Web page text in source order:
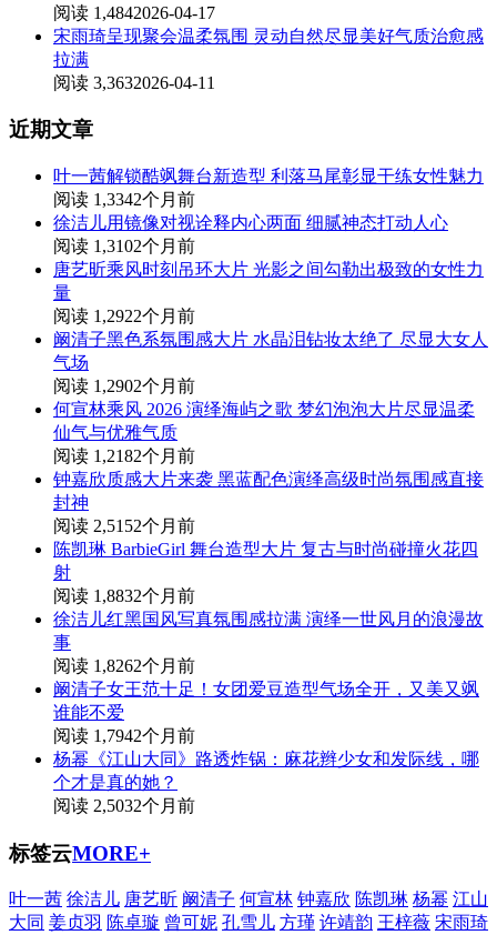
阅读 1,4842026-04-17
宋雨琦呈现聚会温柔氛围 灵动自然尽显美好气质治愈感
拉满
阅读 3,3632026-04-11
近期文章
叶一茜解锁酷飒舞台新造型 利落马尾彰显干练女性魅力
阅读 1,3342个月前
徐洁儿用镜像对视诠释内心两面 细腻神态打动人心
阅读 1,3102个月前
唐艺昕乘风时刻吊环大片 光影之间勾勒出极致的女性力
量
阅读 1,2922个月前
阚清子黑色系氛围感大片 水晶泪钻妆太绝了 尽显大女人
气场
阅读 1,2902个月前
何宣林乘风 2026 演绎海屿之歌 梦幻泡泡大片尽显温柔
仙气与优雅气质
阅读 1,2182个月前
钟嘉欣质感大片来袭 黑蓝配色演绎高级时尚氛围感直接
封神
阅读 2,5152个月前
陈凯琳 BarbieGirl 舞台造型大片 复古与时尚碰撞火花四
射
阅读 1,8832个月前
徐洁儿红黑国风写真氛围感拉满 演绎一世风月的浪漫故
事
阅读 1,8262个月前
阚清子女王范十足！女团爱豆造型气场全开，又美又飒
谁能不爱
阅读 1,7942个月前
杨幂《江山大同》路透炸锅：麻花辫少女和发际线，哪
个才是真的她？
阅读 2,5032个月前
标签云MORE+
叶一茜 徐洁儿 唐艺昕 阚清子 何宣林 钟嘉欣 陈凯琳 杨幂 江山
大同 姜贞羽 陈卓璇 曾可妮 孔雪儿 方瑾 许靖韵 王梓薇 宋雨琦